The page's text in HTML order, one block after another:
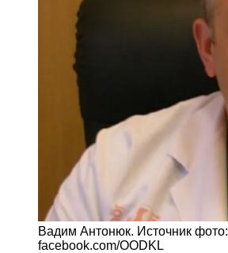
Вадим Антонюк. Источник фото:
facebook.com/OODKL